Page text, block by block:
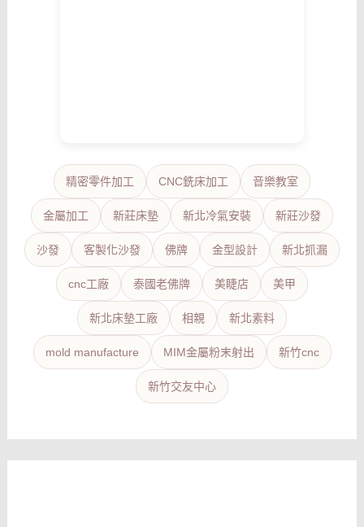
精密零件加工 CNC銑床加工 音樂教室
金屬加工 新莊床墊 新北冷氣安裝 新莊沙發
沙發 客製化沙發 佛牌 金型設計 新北抓漏
cnc工廠 泰國老佛牌 美睫店 美甲
新北床墊工廠 相親 新北素料
mold manufacture MIM金屬粉末射出 新竹cnc
新竹交友中心